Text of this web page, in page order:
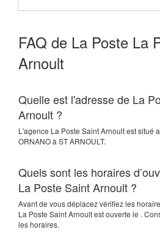
FAQ de La Poste La
Arnoult
Quelle est l'adresse de La
Arnoult ?
L'agence La Poste Saint Arnoultest situé
ORNANOà ST ARNOULT.
Quels sont les horaires
La Poste Saint Arnoult ?
Avant de vous déplacez vérifiez les
La Poste Saint Arnoult est ouverte le .
les horaires.